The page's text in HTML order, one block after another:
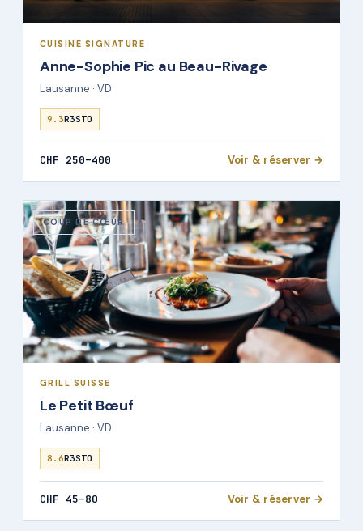
CUISINE SIGNATURE
Anne-Sophie Pic au Beau-Rivage
Lausanne · VD
9.3R3STO
CHF 250–400 Voir & réserver →
COUP DE CŒUR
GRILL SUISSE
Le Petit Bœuf
Lausanne · VD
8.6R3STO
CHF 45–80 Voir & réserver →